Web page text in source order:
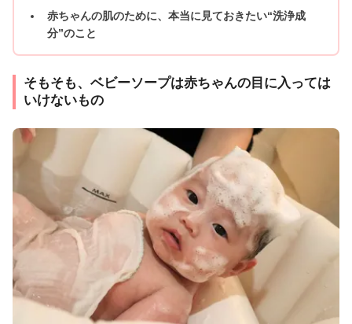
赤ちゃんの肌のために、本当に見ておきたい“洗浄成
分”のこと
そもそも、ベビーソープは赤ちゃんの目に入っては
いけないもの